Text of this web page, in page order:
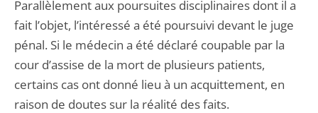
Parallèlement aux poursuites disciplinaires dont il a
fait l’objet, l’intéressé a été poursuivi devant le juge
pénal. Si le médecin a été déclaré coupable par la
cour d’assise de la mort de plusieurs patients,
certains cas ont donné lieu à un acquittement, en
raison de doutes sur la réalité des faits.